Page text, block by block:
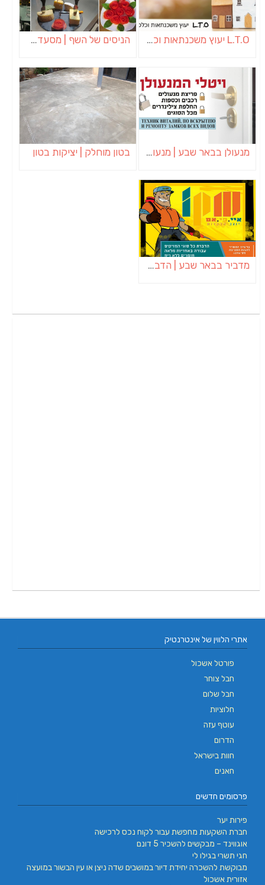
L.T.O יעוץ משכנתאות וכלכלת משפחה | יועץ משכנתאות באשכול הניסים של השף | מסעדת שף בבית | ארוחות גורמה
מנעולן בבאר שבע | מנעולן באופקים | ויטלי המנעולן בטון מוחלק | יציקות בטון
מדביר בבאר שבע | הדברה בבאר שבע | יוגב הדברות
אתרי הלווין של אינטרנטיק
פורטל אשכול
חבל צוחר
חבל שלום
חלוציות
עוטף עזה
הדרום
חוות בישראל
חאנים
פרסומים חדשים
פירות יער
חברת השקעות מחפשת עבור לקוח נכס לרכישה
אוגווינד – מבקשים להשכיר 5 דונם
חגי תשרי בגילו לי
מבוקשת להשכרה יחידת דיור במושבים שדה ניצן או עין הבשור במועצה
אזורית אשכול